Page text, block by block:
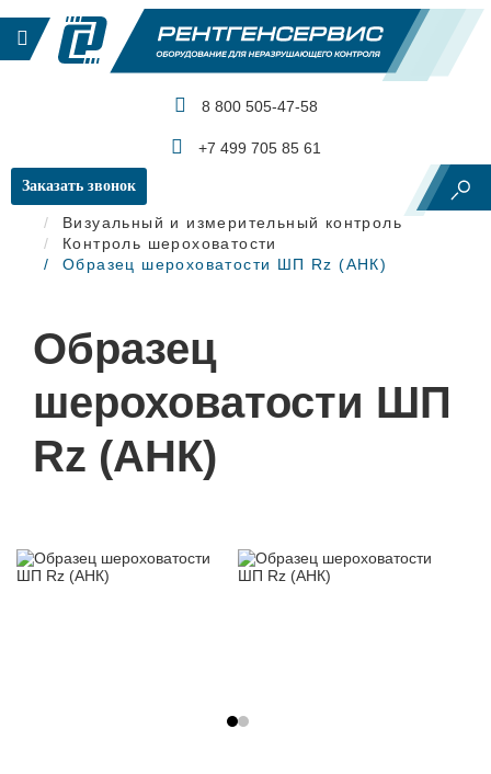
8 800 505-47-58
+7 499 705 85 61
Заказать звонок
Главная
Визуальный и измерительный контроль
Контроль шероховатости
Образец шероховатости ШП Rz (АНК)
Образец
шероховатости ШП
Rz (АНК)